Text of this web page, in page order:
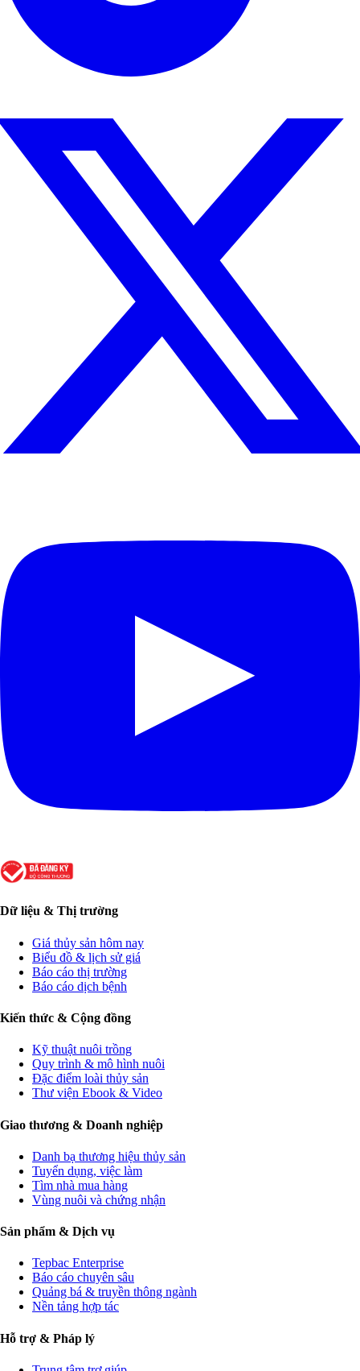
Dữ liệu & Thị trường
Giá thủy sản hôm nay
Biểu đồ & lịch sử giá
Báo cáo thị trường
Báo cáo dịch bệnh
Kiến thức & Cộng đồng
Kỹ thuật nuôi trồng
Quy trình & mô hình nuôi
Đặc điểm loài thủy sản
Thư viện Ebook & Video
Giao thương & Doanh nghiệp
Danh bạ thương hiệu thủy sản
Tuyển dụng, việc làm
Tìm nhà mua hàng
Vùng nuôi và chứng nhận
Sản phẩm & Dịch vụ
Tepbac Enterprise
Báo cáo chuyên sâu
Quảng bá & truyền thông ngành
Nền tảng hợp tác
Hỗ trợ & Pháp lý